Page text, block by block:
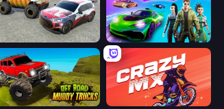
Limitless Real Cars Epic Stunts
Offroad Muddy Trucks Crazy MX